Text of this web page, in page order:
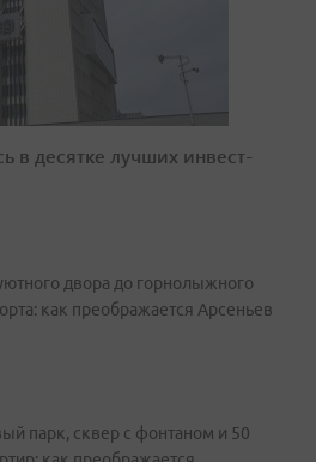
в десятке лучших инвест-
двора до горнолыжного
как преображается Арсеньев
парк, сквер с фонтаном и 50